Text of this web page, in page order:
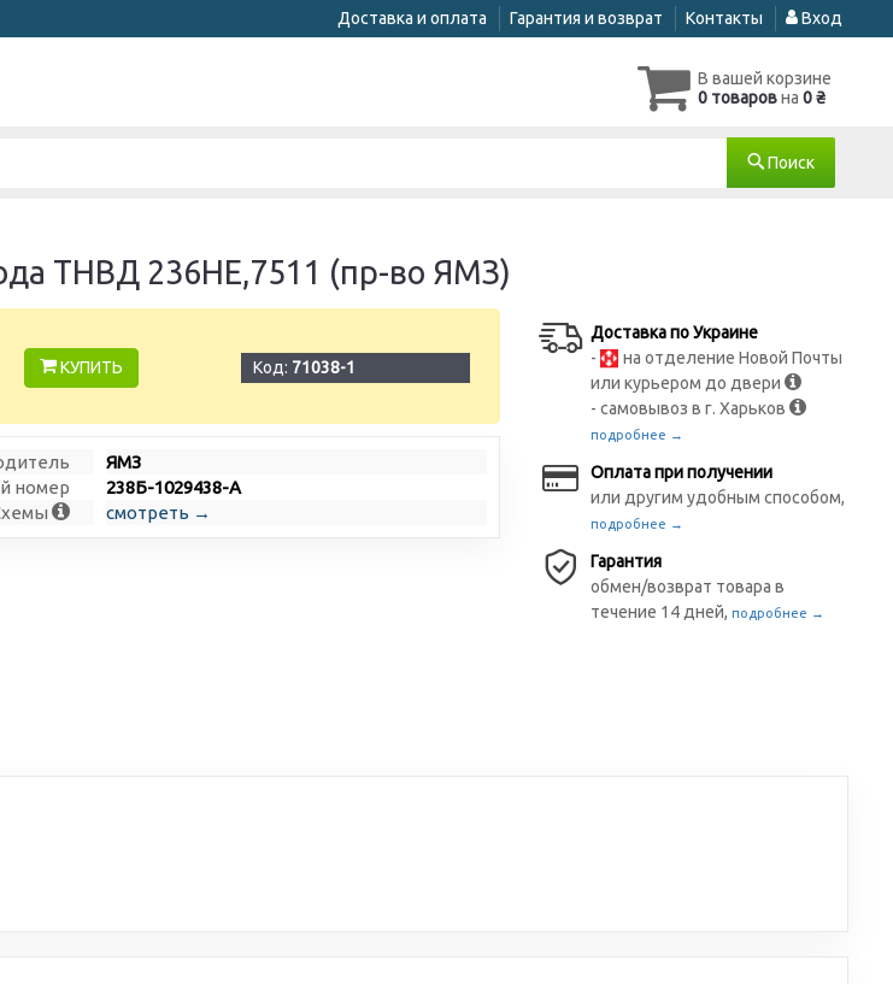
Доставка и оплата Гарантия и возврат Контакты Вход
В вашей корзине
0 товаровна 0 ₴
Поиск
ТНВД 236НЕ,7511 (пр-во ЯМЗ)
КУПИТЬ Код: 71038-1
ЯМЗ
номер
238Б-1029438-А
смотреть →
Доставка по Украине
-
на отделение Новой Почты
или курьером до двери
- самовывоз в г. Харьков
подробнее →
Оплата при получении
или другим удобным способом,
подробнее →
Гарантия
обмен/возврат товара в
течение 14 дней,подробнее →